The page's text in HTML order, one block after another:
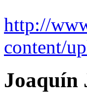
http://
content/
Joaquín